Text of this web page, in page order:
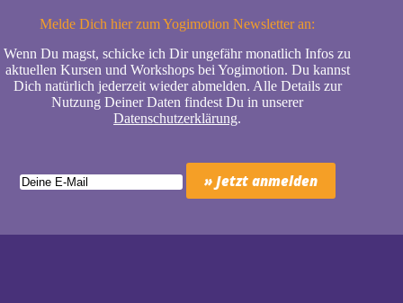
Melde Dich hier zum Yogimotion Newsletter an:
Wenn Du magst, schicke ich Dir ungefähr monatlich Infos zu
aktuellen Kursen und Workshops bei Yogimotion. Du kannst
Dich natürlich jederzeit wieder abmelden. Alle Details zur
Nutzung Deiner Daten findest Du in unserer
Datenschutzerklärung.